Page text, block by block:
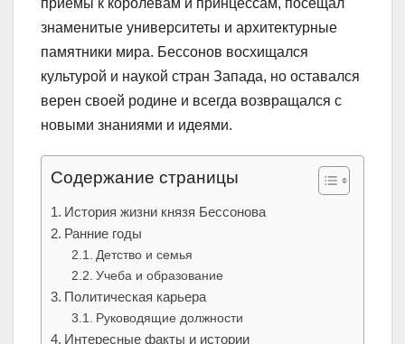
приемы к королевам и принцессам, посещал
знаменитые университеты и архитектурные
памятники мира. Бессонов восхищался
культурой и наукой стран Запада, но оставался
верен своей родине и всегда возвращался с
новыми знаниями и идеями.
Содержание страницы
История жизни князя Бессонова
Ранние годы
Детство и семья
Учеба и образование
Политическая карьера
Руководящие должности
Интересные факты и истории